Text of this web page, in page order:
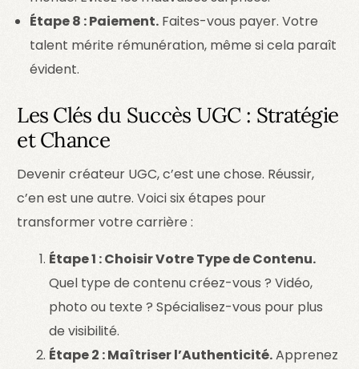
Étape 8 : Paiement. Faites-vous payer. Votre
talent mérite rémunération, même si cela paraît
évident.
Les Clés du Succès UGC : Stratégie
et Chance
Devenir créateur UGC, c’est une chose. Réussir,
c’en est une autre. Voici six étapes pour
transformer votre carrière :
Étape 1 : Choisir Votre Type de Contenu.
Quel type de contenu créez-vous ? Vidéo,
photo ou texte ? Spécialisez-vous pour plus
de visibilité.
Étape 2 : Maîtriser l’Authenticité.Apprenez